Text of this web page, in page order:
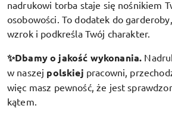
nadrukowi torba staje się nośnikiem
osobowości. To dodatek do
wzrok i podkreśla Twój charakter.
✨Dbamy o jakość wykonania.
w naszej polskiej pracowni,
więc masz pewność, że jest
kątem.